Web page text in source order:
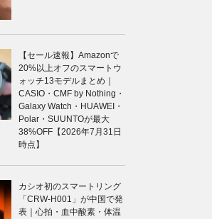
【セール速報】Amazonで
20%以上オフのスマートウ
ォッチ13モデルまとめ｜
CASIO・CMF by Nothing・
Galaxy Watch・HUAWEI・
Polar・SUUNTOが最大
38%OFF【2026年7月31日
時点】
カシオ初のスマートリング
「CRW-H001」が中国で発
表｜心拍・血中酸素・体温